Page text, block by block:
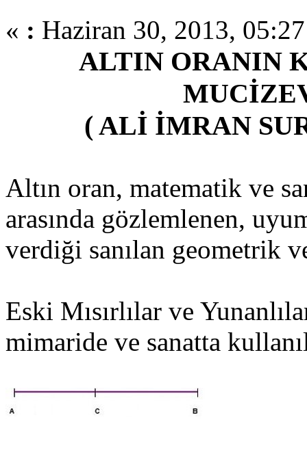
« : Haziran 30, 2013,
ALTIN ORANIN
( ALİ İMRAN
Altın oran, matematik ve
arasında gözlemlenen,
verdiği sanılan geometrik
Eski Mısırlılar ve
mimaride ve sanatta